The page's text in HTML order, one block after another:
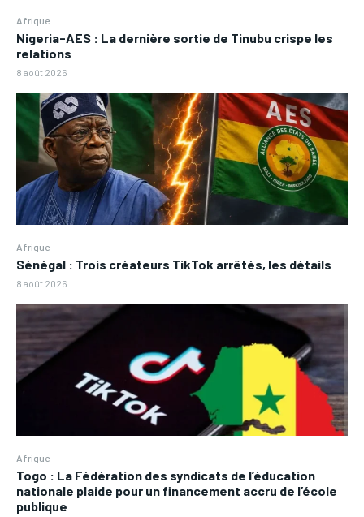
Afrique
Nigeria-AES : La dernière sortie de Tinubu crispe les
relations
8 août 2026
Afrique
Sénégal : Trois créateurs TikTok arrêtés, les détails
8 août 2026
Afrique
Togo : La Fédération des syndicats de l’éducation
nationale plaide pour un financement accru de l’école
publique